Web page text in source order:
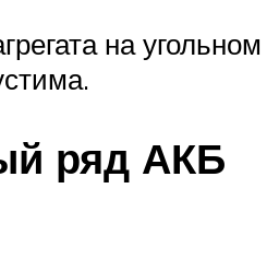
на угольном
ряд АКБ